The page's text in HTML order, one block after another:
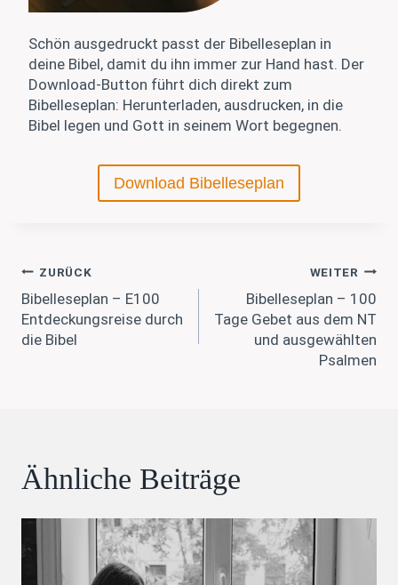
Schön ausgedruckt passt der Bibelleseplan in
deine Bibel, damit du ihn immer zur Hand hast. Der
Download-Button führt dich direkt zum
Bibelleseplan: Herunterladen, ausdrucken, in die
Bibel legen und Gott in seinem Wort begegnen.
Download Bibelleseplan
Beitragsnavigation
ZURÜCK
Bibelleseplan – E100
Entdeckungsreise durch
die Bibel
WEITER
Bibelleseplan – 100
Tage Gebet aus dem NT
und ausgewählten
Psalmen
Ähnliche Beiträge